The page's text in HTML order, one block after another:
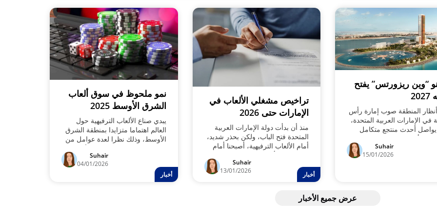
“وين ريزورتس” يفتح
المنطقة صوب إمارة رأس
في الإمارات العربية المتحدة،
أحدث منتجع متكامل
أرضي نموه في جزيرة
استعدادًا لافتتاح أول كازينو
ومنطقة الخليج العربي في
Suhair
15/01/2026
تراخيص مشغلي الألعاب في
الإمارات حتى 2026
منذ أن بدأت دولة الإمارات العربية
المتحدة فتح الباب، ولكن بحذر شديد،
أمام الألعاب الترفيهية، أصبحنا أمام
مجموعة لا بأس بها من التراخيص
المحلية لمشغلي الألعاب. ورغم
محدودية وضبابية الأخبار، يمكن
تقسيم الفئات التي حصلت على
لتنظيم الألعاب التجارية إلى خمس
Suhair
13/01/2026
أخبار
نمو ملحوظ في سوق ألعاب
الشرق الأوسط 2025
يبدي صناع الألعاب الترفيهية حول
العالم اهتماما متزايدا بمنطقة الشرق
الأوسط، وذلك نظرا لعدة عوامل من
بينها توقعات بتسجيل سوق الألعاب
في تلك المنطقة وشمال أفريقيا نموا
سنويا مركبا قدره 2.7%.، ما يعني
فرصا وتقنيات وخدمات وأيضا خيارات
أقوي أمام اللاعبين في تلك المنطقة.
Suhair
04/01/2026
أخبار
عرض جميع الأخبار